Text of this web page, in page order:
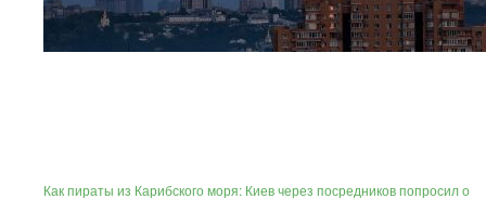
Как пираты из Карибского моря: Киев через посредников попросил о